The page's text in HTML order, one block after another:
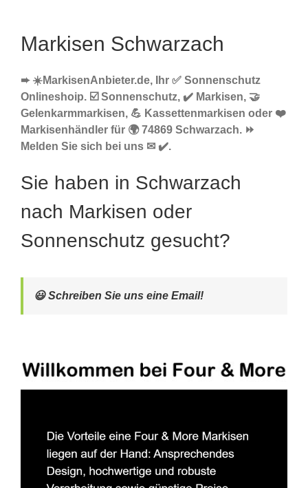
Markisen Schwarzach
➨ ☀️MarkisenAnbieter.de, Ihr ✅ Sonnenschutz
Onlineshoip. ☑️ Sonnenschutz, ✔️ Markisen, 🤝
Gelenkarmmarkisen, 💪 Kassettenmarkisen oder ❤️
Markisenhändler für 🌍 74869 Schwarzach. ⏩
Melden Sie sich bei uns ✉ ✔️.
Sie haben in Schwarzach
nach Markisen oder
Sonnenschutz gesucht?
😃 Schreiben Sie uns eine Email!